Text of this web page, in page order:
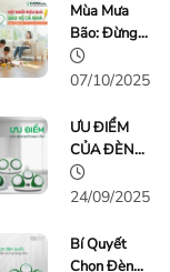
Mùa Mưa
Bão: Đừng
Để Muỗi Gây
Họa - Đã Có
Muỗi KAISU
Bảo Vệ Gia
Đình Bạn
07/10/2025
ƯU ĐIỂM
CỦA ĐÈN
SƯỞI NHÀ
TẮM KAISU
24/09/2025
Bí Quyết
Chọn Đèn